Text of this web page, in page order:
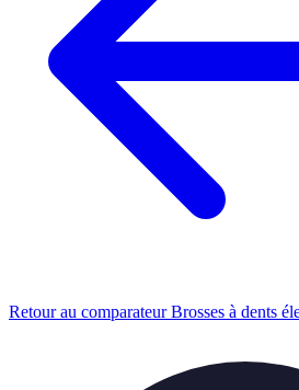
Retour au comparateur Brosses à dents